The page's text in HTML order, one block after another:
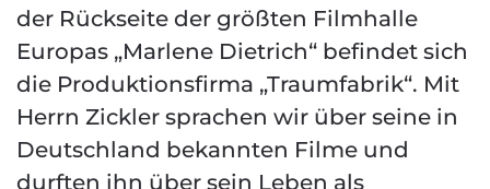
der Rückseite der größten Filmhalle
Europas „Marlene Dietrich“ befindet sich
die Produktionsfirma „Traumfabrik“. Mit
Herrn Zickler sprachen wir über seine in
Deutschland bekannten Filme und
durften ihn über sein Leben als